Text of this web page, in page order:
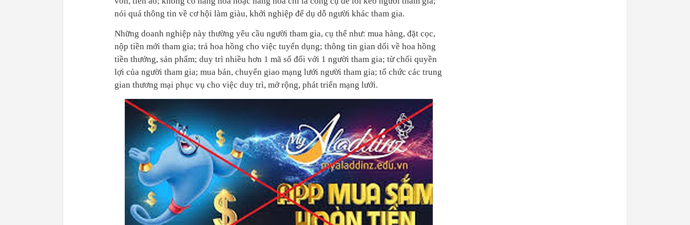
nói quá thông tin về cơ hội làm giàu, khởi nghiệp để dụ dỗ người khác tham gia.
Những doanh nghiệp này thường yêu cầu người tham gia, cụ thể như: mua hàng, đặt cọc,
nộp tiền mới tham gia; trả hoa hồng cho việc tuyển dụng; thông tin gian dối về hoa hồng
tiền thưởng, sản phẩm; duy trì nhiều hơn 1 mã số đối với 1 người tham gia; từ chối quyền
lợi của người tham gia; mua bán, chuyển giao mạng lưới người tham gia; tổ chức các trung
gian thương mại phục vụ cho việc duy trì, mở rộng, phát triển mạng lưới.